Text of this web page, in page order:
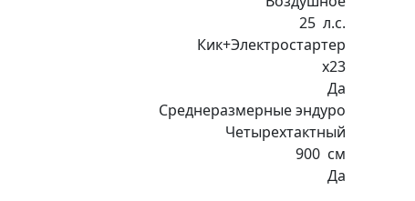
25 л.с.
Кик+Электростартер
x23
Да
Среднеразмерные эндуро
Четырехтактный
900 см
Да